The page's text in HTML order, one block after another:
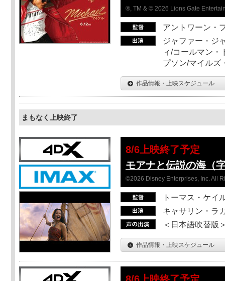
®, TM & © 2026 Lions Gate
アントワーン・
ジャファー・ジ
ィ/コールマン・
プソン/マイルズ
作品情報・上映スケジュール
まもなく上映終了
8/6上映終了予定
モアナと伝説の海（
©2026 Disney Enterprises, Inc. All
トーマス・ケイ
キャサリン・ラ
＜日本語吹替版
作品情報・上映スケジュール